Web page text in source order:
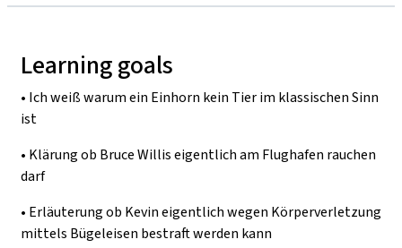
Learning goals
• Ich weiß warum ein Einhorn kein Tier im klassischen Sinn
ist
• Klärung ob Bruce Willis eigentlich am Flughafen rauchen
darf
• Erläuterung ob Kevin eigentlich wegen Körperverletzung
mittels Bügeleisen bestraft werden kann